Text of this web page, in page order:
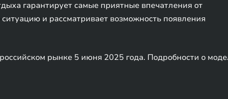
гарантирует самые приятные впечатления от
и рассматривает возможность появления
рынке 5 июня 2025 года. Подробности о